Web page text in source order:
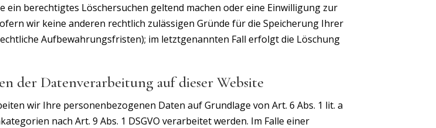
berechtigtes Löschersuchen geltend machen oder eine Einwilligung zur
wir keine anderen rechtlich zulässigen Gründe für die Speicherung Ihrer
Aufbewahrungsfristen); im letztgenannten Fall erfolgt die Löschung
der Datenverarbeitung auf dieser Website
wir Ihre personenbezogenen Daten auf Grundlage von Art. 6 Abs. 1 lit. a
nach Art. 9 Abs. 1 DSGVO verarbeitet werden. Im Falle einer